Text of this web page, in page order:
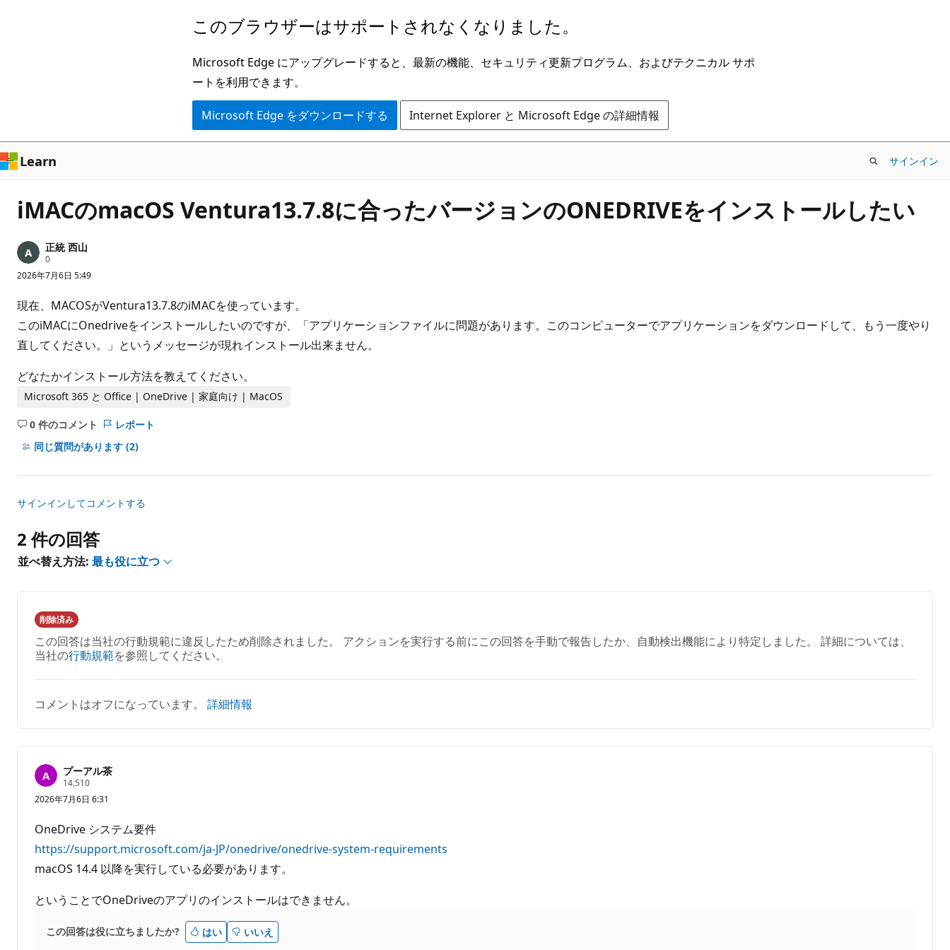
ン
ツ
に
ス
キ
プ
このブラウザーはサポートされなくなりました。
Microsoft Edge にアップグレードすると、最新の機能、セキュリティ更新プログラム、およびテクニカル サポ
ートを利用できます。
Microsoft Edge をダウンロードする Internet Explorer と Microsoft Edge の詳細情報
Learn サインイン
iMACのmacOS Ventura13.7.8に合ったバージョンのONEDRIVEをインストールしたい
正統 西山
0評
価
の
イ
ン
ト
2026年7月6日 5:49
現在、MACOSがVentura13.7.8のiMACを使っています。
このiMACにOnedriveをインストールしたいのですが、「アプリケーションファイルに問題があります。このコンピューターでアプリケーションをダウンロードして、もう一度やり
直してください。」というメッセージが現れインストール出来ません。
どなたかインストール方法を教えてください。
Microsoft 365 と Office | OneDrive | 家庭向け | MacOS
0 件のコメント
コ
メ
ト
あ
ま
せ
ん
レポート
同じ質問があります (2)
サインインしてコメントする
2 件の回答
並べ替え方法: 最も役に立つ
削除済み
この回答は当社の行動規範に違反したため削除されました。 アクションを実行する前にこの回答を手動で報告したか、自動検出機能により特定しました。 詳細については、
当社の行動規範を参照してください。
コメントはオフになっています。 詳細情報
プーアル茶
14,510評
の
イ
ン
ト
2026年7月6日 6:31
OneDrive システム要件
https://support.microsoft.com/ja-JP/onedrive/onedrive-system-requirements
macOS 14.4 以降を実行している必要があります。
ということでOneDriveのアプリのインストールはできません。
この回答は役に立ちましたか? はい いいえ